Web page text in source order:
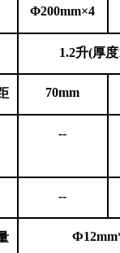
Φ200mm×4
1.2升(厚
70mm
--
--